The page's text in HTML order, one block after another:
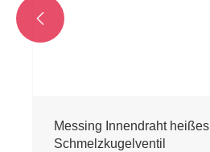
Messing Innendraht heißes
Schmelzkugelventil
